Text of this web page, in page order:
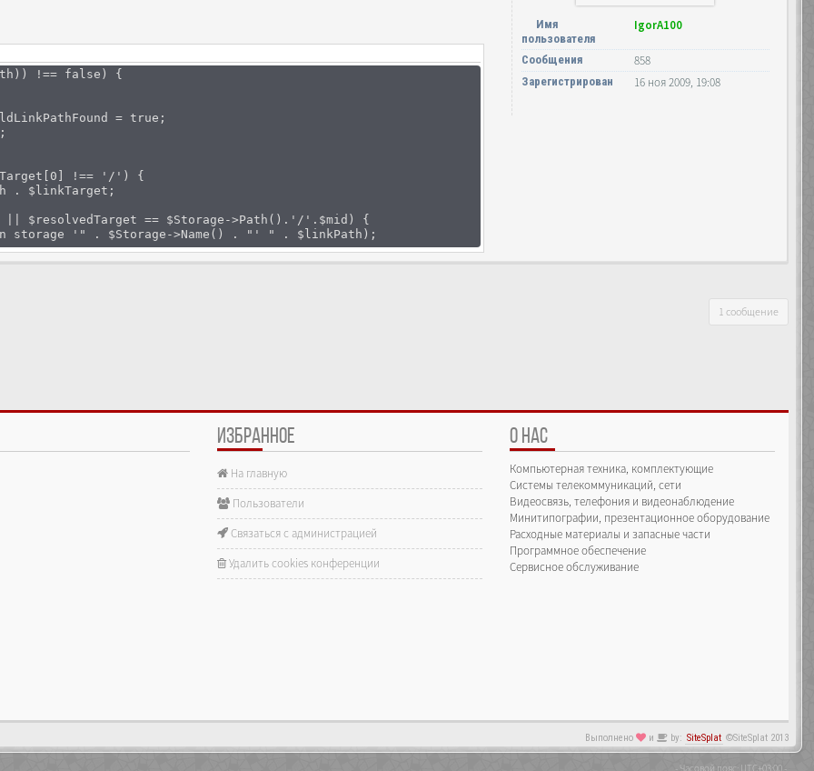
!== false) {
= true;
!== '/') {
== $Storage->Path().'/'.$mid) {
. $Storage->Name() . "' " . $linkPath);
Имя
пользователя
IgorA100
Сообщения 858
Зарегистрирован 16 ноя 2009, 19:08
1 сообщение
ИЗБРАННОЕ
На главную
Пользователи
Связаться с администрацией
Удалить cookies конференции
О НАС
Компьютерная техника, комплектующие
Системы телекоммуникаций, сети
Видеосвязь, телефония и видеонаблюдение
Минитипографии, презентационное оборудование
Расходные материалы и запасные части
Программное обеспечение
Сервисное обслуживание
Выполнено и by: SiteSplat ©SiteSplat 2013
- Часовой пояс: UTC+03:00-